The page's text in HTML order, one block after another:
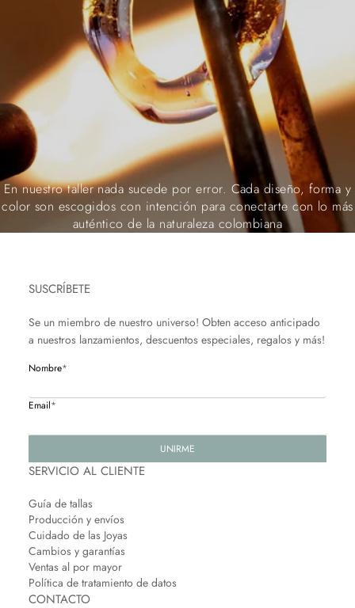
En nuestro taller nada sucede por error. Cada diseño, forma y
color son escogidos con intención para conectarte con lo más
auténtico de la naturaleza colombiana
SUSCRÍBETE
Se un miembro de nuestro universo! Obten acceso anticipado
a nuestros lanzamientos, descuentos especiales, regalos y más!
Nombre*
Email*
UNIRME
SERVICIO AL CLIENTE
Guía de tallas
Producción y envíos
Cuidado de las Joyas
Cambios y garantías
Ventas al por mayor
Política de tratamiento de datos
CONTACTO